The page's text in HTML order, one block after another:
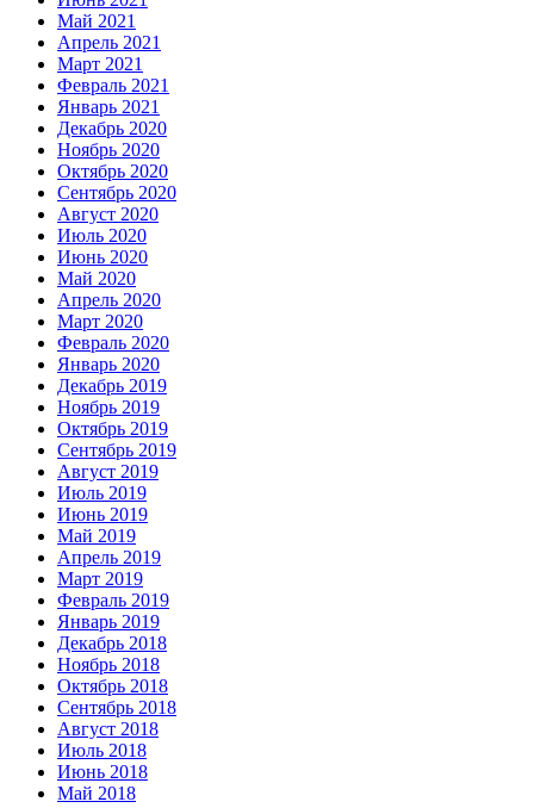
Май 2021
Апрель 2021
Март 2021
Февраль 2021
Январь 2021
Декабрь 2020
Ноябрь 2020
Октябрь 2020
Сентябрь 2020
Август 2020
Июль 2020
Июнь 2020
Май 2020
Апрель 2020
Март 2020
Февраль 2020
Январь 2020
Декабрь 2019
Ноябрь 2019
Октябрь 2019
Сентябрь 2019
Август 2019
Июль 2019
Июнь 2019
Май 2019
Апрель 2019
Март 2019
Февраль 2019
Январь 2019
Декабрь 2018
Ноябрь 2018
Октябрь 2018
Сентябрь 2018
Август 2018
Июль 2018
Июнь 2018
Май 2018